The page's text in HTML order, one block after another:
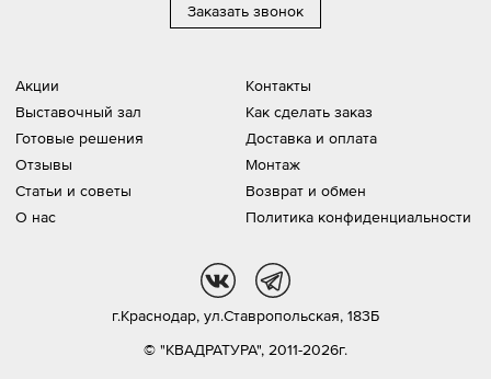
Акции
Выставочный зал
Готовые решения
Отзывы
Статьи и советы
О нас
Контакты
Как сделать заказ
Доставка и оплата
Монтаж
Возврат и обмен
Политика конфиденциальности
Заказать звонок
© "КВАДРАТУРА", 2011-2026г.
г.Краснодар, ул.Ставропольская, 183Б
vk